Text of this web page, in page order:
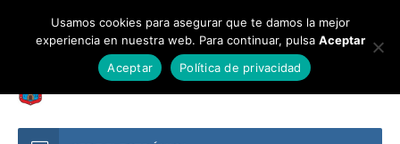
Usamos cookies para asegurar que te damos la mejor
experiencia en nuestra web. Para continuar, pulsa Aceptar
Aceptar
Política de privacidad